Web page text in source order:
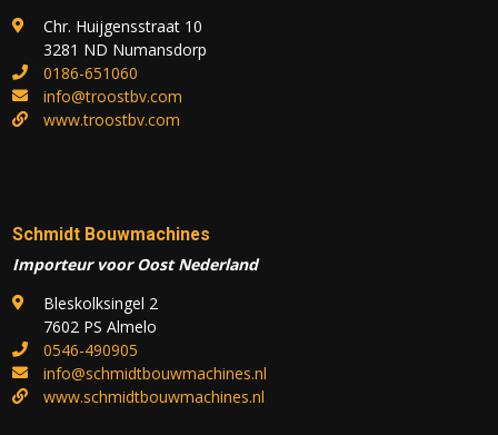
Chr. Huijgensstraat 10
3281 ND Numansdorp
0186-651060
info@troostbv.com
www.troostbv.com
Schmidt Bouwmachines
Importeur voor Oost Nederland
Bleskolksingel 2
7602 PS Almelo
0546-490905
info@schmidtbouwmachines.nl
www.schmidtbouwmachines.nl